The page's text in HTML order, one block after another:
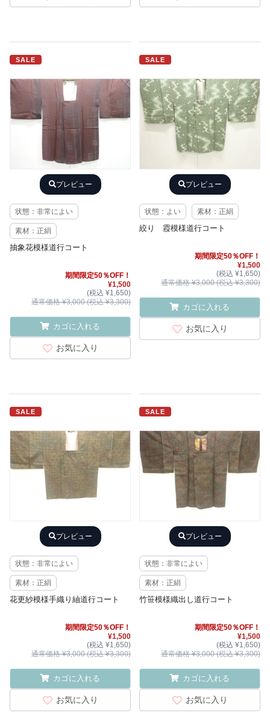
SALE
プレビュー
状態：非常によい
素材：正絹
抽象花模様道行コート
期間限定50％OFF！
¥1,500
(税込 ¥1,650)
通常価格 ¥3,000 (税込 ¥3,300)
カゴに入れる
お気に入り
SALE
プレビュー
状態：よい 素材：正絹
絞り 霞模様道行コート
期間限定50％OFF！
¥1,500
(税込 ¥1,650)
通常価格 ¥3,000 (税込 ¥3,300)
カゴに入れる
お気に入り
SALE
プレビュー
状態：非常によい
素材：正絹
花更紗模様手織り紬道行コート
期間限定50％OFF！
¥1,500
(税込 ¥1,650)
通常価格 ¥3,000 (税込 ¥3,300)
カゴに入れる
お気に入り
SALE
プレビュー
状態：非常によい
素材：正絹
竹笹模様織出し道行コート
期間限定50％OFF！
¥1,500
(税込 ¥1,650)
通常価格 ¥3,000 (税込 ¥3,300)
カゴに入れる
お気に入り